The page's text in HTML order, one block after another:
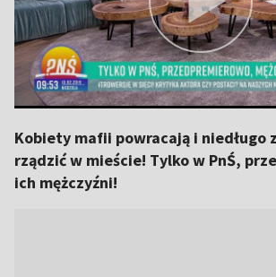
Kobiety mafii powracają i niedługo
rządzić w mieście! Tylko w PnŚ,
ich mężczyźni!